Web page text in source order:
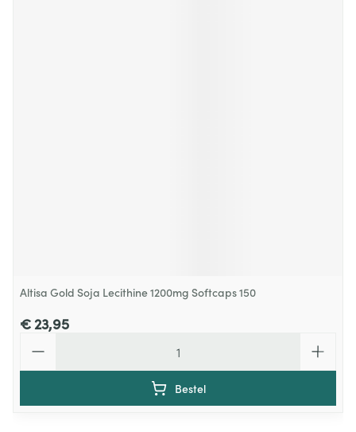
Altisa Gold Soja Lecithine 1200mg Softcaps 150
€ 23,95
Bestel